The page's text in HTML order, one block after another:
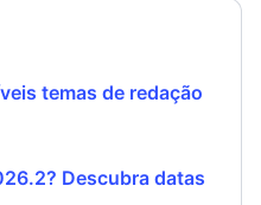
temas de redação
Descubra datas